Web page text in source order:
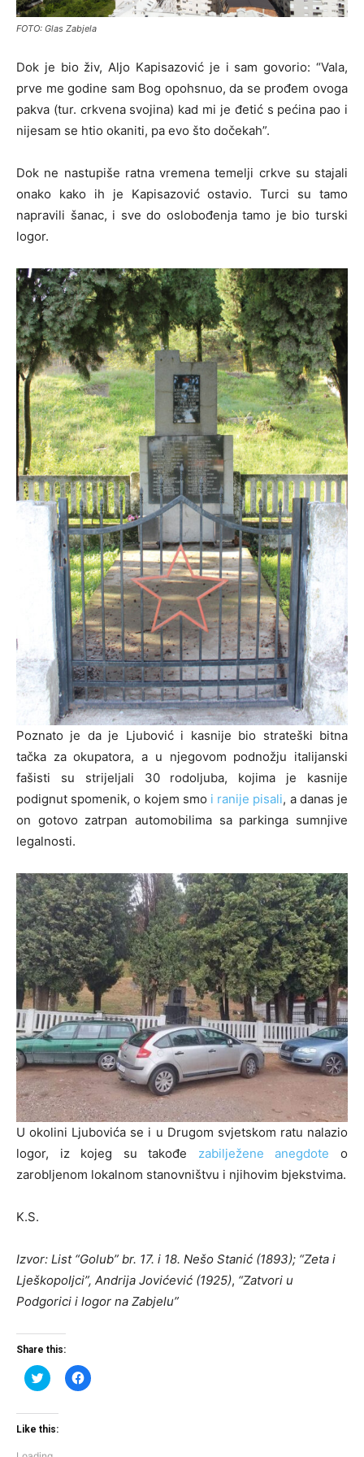
FOTO: Glas Zabjela
Dok je bio živ, Aljo Kapisazović je i sam govorio: “Vala,
prve me godine sam Bog opohsnuo, da se prođem ovoga
pakva (tur. crkvena svojina) kad mi je đetić s pećina pao i
nijesam se htio okaniti, pa evo što dočekah”.
Dok ne nastupiše ratna vremena temelji crkve su stajali
onako kako ih je Kapisazović ostavio. Turci su tamo
napravili šanac, i sve do oslobođenja tamo je bio turski
logor.
Poznato je da je Ljubović i kasnije bio strateški bitna
tačka za okupatora, a u njegovom podnožju italijanski
fašisti su strijeljali 30 rodoljuba, kojima je kasnije
podignut spomenik, o kojem smo i ranije pisali, a danas je
on gotovo zatrpan automobilima sa parkinga sumnjive
legalnosti.
U okolini Ljubovića se i u Drugom svjetskom ratu nalazio
logor, iz kojeg su takođe zabilježene anegdote o
zarobljenom lokalnom stanovništvu i njihovim bjekstvima.
K.S.
Izvor: List “Golub” br. 17. i 18. Nešo Stanić (1893); “Zeta i
Lješkopoljci”, Andrija Jovićević (1925), “Zatvori u
Podgorici i logor na Zabjelu”
Share this:
Click
to
Twitter
(Opens
Click
to
Like this: